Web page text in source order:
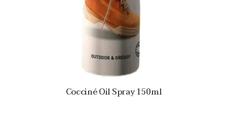
Cocciné Oil Spray 150ml